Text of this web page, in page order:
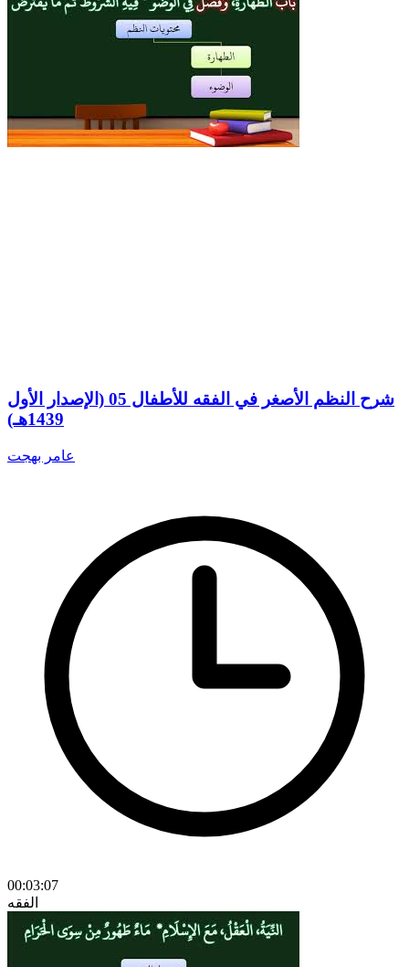
شرح النظم الأصغر في الفقه للأطفال 05 (الإصدار الأول
1439هـ)
عامر بهجت
00:03:07
الفقه